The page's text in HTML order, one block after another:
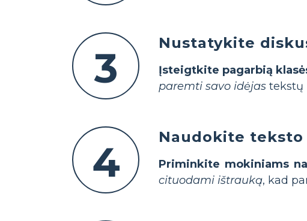
3
Nustatykite
Įsteigtkite pagarbią
paremti savo idėjas tekstų
4
Naudokite
Priminkite mokiniams
cituodami ištrauką, kad